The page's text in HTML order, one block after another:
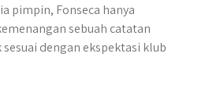
pimpin, Fonseca hanya
sebuah catatan
dengan ekspektasi klub